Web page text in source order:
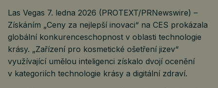
Las Vegas 7. ledna 2026 (PROTEXT/PRNewswire) –
Získáním „Ceny za nejlepší inovaci“ na CES prokázala
globální konkurenceschopnost v oblasti technologie
krásy. „Zařízení pro kosmetické ošetření jizev“
využívající umělou inteligenci získalo dvojí ocenění
v kategoriích technologie krásy a digitální zdraví.